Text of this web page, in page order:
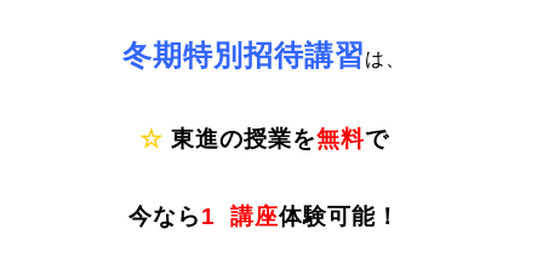
冬期特別招待講習は、
☆ 東進の授業を無料で
今なら1講座体験可能！